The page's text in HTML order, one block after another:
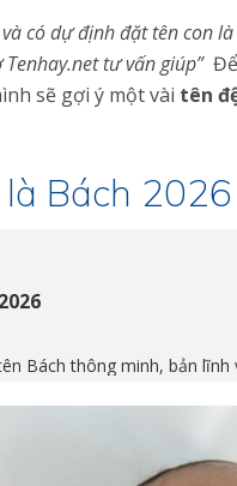
có dự định đặt tên con
tư vấn giúp”
sẽ gợi ý một vài tên
Bách 2026
Bách thông minh, bản lĩnh